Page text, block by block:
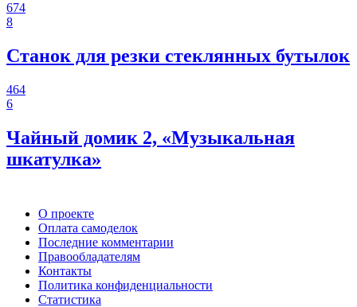
674
8
Станок для резки стеклянных бутылок
464
6
Чайный домик 2, «Музыкальная
шкатулка»
О проекте
Оплата самоделок
Последние комментарии
Правообладателям
Контакты
Политика конфиденциальности
Статистика